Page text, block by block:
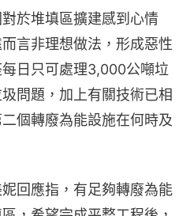
於堆填區擴建感到心情
言非理想做法，形成惡性
日只可處理3,000公噸垃
問題，加上有關技術已相
個轉廢為能設施在何時及
回應指，有足夠轉廢為能